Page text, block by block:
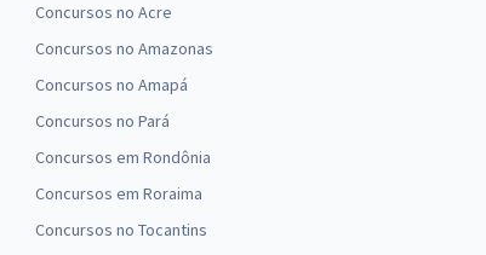
Concursos no Acre
Concursos no Amazonas
Concursos no Amapá
Concursos no Pará
Concursos em Rondônia
Concursos em Roraima
Concursos no Tocantins